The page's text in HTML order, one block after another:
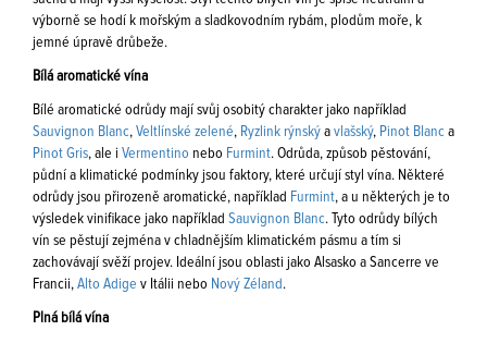
výborně se hodí k mořským a sladkovodním rybám, plodům moře, k
jemné úpravě drůbeže.
Bílá aromatické vína
Bílé aromatické odrůdy mají svůj osobitý charakter jako například
Sauvignon Blanc, Veltlínské zelené, Ryzlink rýnský a vlašský, Pinot Blanc a
Pinot Gris, ale i Vermentino nebo Furmint. Odrůda, způsob pěstování,
půdní a klimatické podmínky jsou faktory, které určují styl vína. Některé
odrůdy jsou přirozeně aromatické, například Furmint, a u některých je to
výsledek vinifikace jako například Sauvignon Blanc. Tyto odrůdy bílých
vín se pěstují zejména v chladnějším klimatickém pásmu a tím si
zachovávají svěží projev. Ideální jsou oblasti jako Alsasko a Sancerre ve
Francii, Alto Adige v Itálii nebo Nový Zéland .
Plná bílá vína